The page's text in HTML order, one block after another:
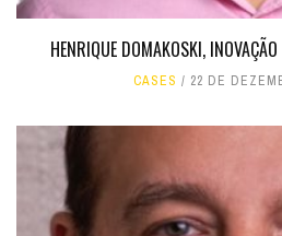
HENRIQUE DOMAKOSKI,
CASES 22 DE